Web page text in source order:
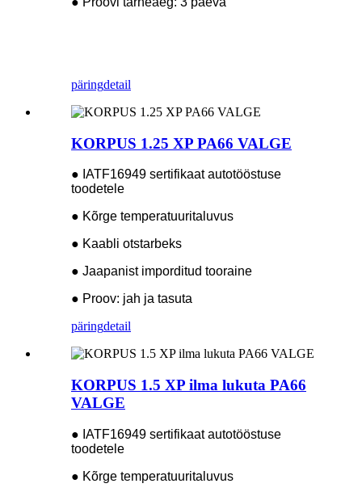
päringdetail
KORPUS 1.25 XP PA66 VALGE
● IATF16949 sertifikaat autotööstuse
toodetele
● Kõrge temperatuuritaluvus
● Kaabli otstarbeks
● Jaapanist imporditud tooraine
● Proov: jah ja tasuta
päringdetail
KORPUS 1.5 XP ilma lukuta PA66
VALGE
● IATF16949 sertifikaat autotööstuse
toodetele
● Kõrge temperatuuritaluvus